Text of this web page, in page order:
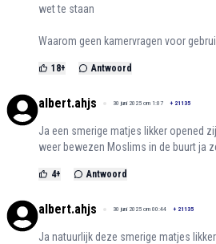
wet te staan
Waarom geen kamervragen voor
18+ Antwoord
albert.ahjs 30 juni 2025 om 1:07 + 21135
Ja een smerige matjes likker opened
weer bewezen Moslims in de buurt ja
4+ Antwoord
albert.ahjs 30 juni 2025 om 00:44 + 21135
Ja natuurlijk deze smerige matjes